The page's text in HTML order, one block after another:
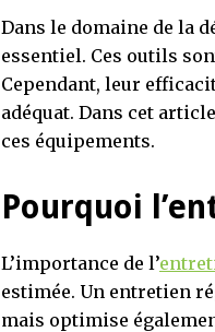
Dans le domaine de la
essentiel. Ces outils
Cependant, leur
adéquat. Dans cet
ces équipements.
Pourquoi
L’importance de l’
estimée. Un entretien
mais optimise